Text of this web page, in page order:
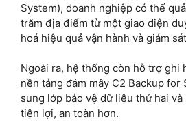
System), doanh nghiệp có thể
trăm địa điểm từ một giao diện
hoá hiệu quả vận hành và giám
Ngoài ra, hệ thống còn hỗ trợ ghi
nền tảng đám mây C2 Backup for
sung lớp bảo vệ dữ liệu thứ hai
tiện lợi, an toàn hơn.